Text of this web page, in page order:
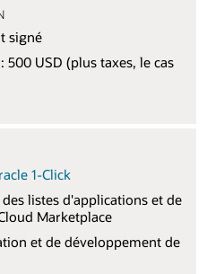
signé
500 USD (plus taxes, le cas
1-Click
listes d'applications et de
Marketplace
et de développement de